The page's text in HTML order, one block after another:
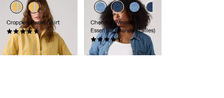
Cropped Harlie Shirt
(11)
59,00 €
Chemise Western
Essential (grandes tailles)
(58)
85,00 €